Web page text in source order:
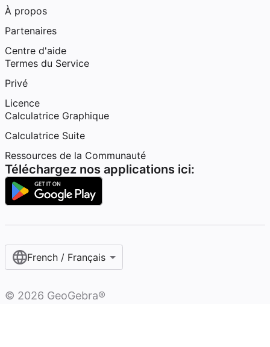
À propos
Partenaires
Centre d'aide
Termes du Service
Privé
Licence
Calculatrice Graphique
Calculatrice Suite
Ressources de la Communauté
Téléchargez nos applications ici:
French / Français‎
© 2026 GeoGebra®